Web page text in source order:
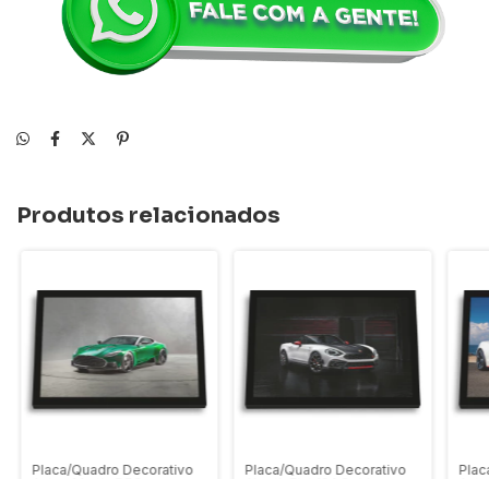
Produtos relacionados
Placa/Quadro Decorativo
Placa/Quadro Decorativo